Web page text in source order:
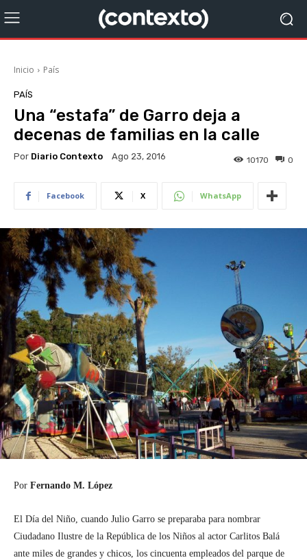
Inicio País
PAÍS
Una “estafa” de Garro deja a
decenas de familias en la calle
Por Diario Contexto Ago 23, 2016 0
10170
Facebook X WhatsApp
Por Fernando M. López
El Día del Niño, cuando Julio Garro se preparaba para nombrar
Ciudadano Ilustre de la República de los Niños al actor Carlitos Balá
ante miles de grandes y chicos, los cincuenta empleados del parque de